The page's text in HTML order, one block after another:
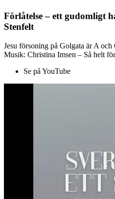
Förlåtelse – ett gudomligt
Stenfelt
Jesu försoning på Golgata är A och
Musik: Christina Imsen – Så helt
Se på YouTube